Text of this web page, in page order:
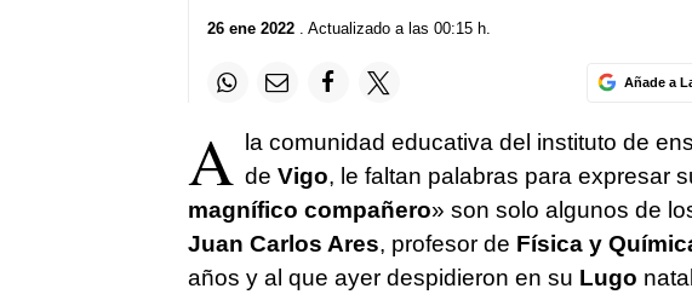
26 ene 2022. Actualizado a las 00:15 h.
Añade a
A la comunidad educativa del instituto de
de Vigo, le faltan palabras para expresar
magnífico compañero» son solo algunos de
Juan Carlos Ares, profesor de Física y
años y al que ayer despidieron en su Lugo